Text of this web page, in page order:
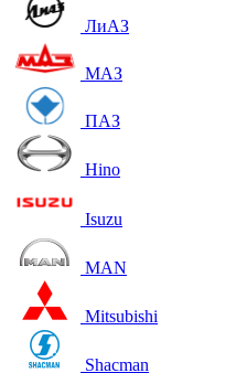
ЛиАЗ
МАЗ
ПАЗ
Hino
Isuzu
MAN
Mitsubishi
Shacman